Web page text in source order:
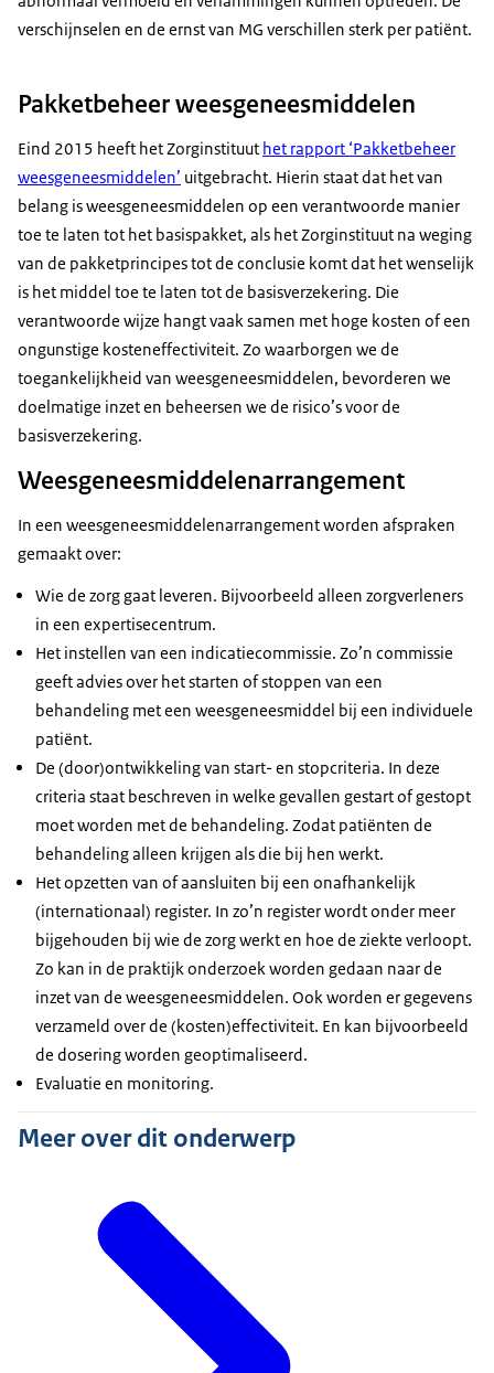
verschijnselen en de ernst van MG verschillen sterk per patiënt.
Pakketbeheer weesgeneesmiddelen
Eind 2015 heeft het Zorginstituut het rapport ‘Pakketbeheer
weesgeneesmiddelen’ uitgebracht. Hierin staat dat het van
belang is weesgeneesmiddelen op een verantwoorde manier
toe te laten tot het basispakket, als het Zorginstituut na weging
van de pakketprincipes tot de conclusie komt dat het wenselijk
is het middel toe te laten tot de basisverzekering. Die
verantwoorde wijze hangt vaak samen met hoge kosten of een
ongunstige kosteneffectiviteit. Zo waarborgen we de
toegankelijkheid van weesgeneesmiddelen, bevorderen we
doelmatige inzet en beheersen we de risico’s voor de
basisverzekering.
Weesgeneesmiddelenarrangement
In een weesgeneesmiddelenarrangement worden afspraken
gemaakt over:
Wie de zorg gaat leveren. Bijvoorbeeld alleen zorgverleners
in een expertisecentrum.
Het instellen van een indicatiecommissie. Zo’n commissie
geeft advies over het starten of stoppen van een
behandeling met een weesgeneesmiddel bij een individuele
patiënt.
De (door)ontwikkeling van start- en stopcriteria. In deze
criteria staat beschreven in welke gevallen gestart of gestopt
moet worden met de behandeling. Zodat patiënten de
behandeling alleen krijgen als die bij hen werkt.
Het opzetten van of aansluiten bij een onafhankelijk
(internationaal) register. In zo’n register wordt onder meer
bijgehouden bij wie de zorg werkt en hoe de ziekte verloopt.
Zo kan in de praktijk onderzoek worden gedaan naar de
inzet van de weesgeneesmiddelen. Ook worden er gegevens
verzameld over de (kosten)effectiviteit. En kan bijvoorbeeld
de dosering worden geoptimaliseerd.
Evaluatie en monitoring.
Meer over dit onderwerp